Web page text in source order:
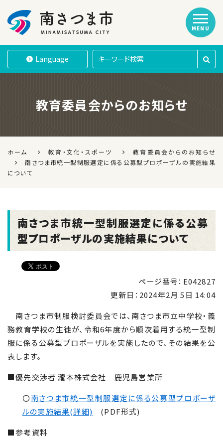
南さつま市
Language
MENU
教育委員会からのお知らせ
ホーム 教育・文化・スポーツ
教育委員会からのお知らせ
南さつま市統一型制服選定に係る公募型プロポーザルの実施結果
について
南さつま市統一型制服選定に係る公募
型プロポーザルの実施結果について
ページ番号：E042827
更新日： 2024年2月 5日 14:04
南さつま市制服検討委員会では、南さつま市立中学校・義
務教育学校の生徒が、令和6年度から順次着用する統一型制
服に係る公募型プロポーザルを実施したので、その結果を公
表します。
■優先交渉者 瀧本株式会社 鹿児島営業所
〇南さつま市統一型制服選定に係る公募型プロポーザ
ルの実施結果(詳細) (PDF形式)
■参考資料